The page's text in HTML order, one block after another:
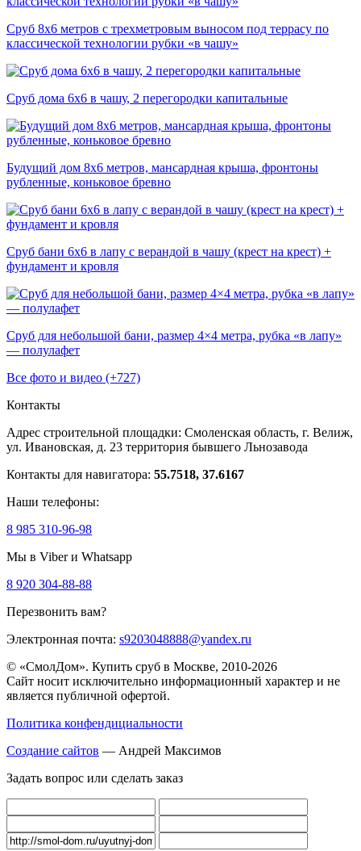
Сруб 8х6 метров с трехметровым выносом под террасу по
классической технологии рубки «в чашу»
Сруб дома 6х6 в чашу, 2 перегородки капитальные
Будущий дом 8х6 метров, мансардная крыша, фронтоны
рубленные, коньковое бревно
Сруб бани 6х6 в лапу с верандой в чашу (крест на крест) +
фундамент и кровля
Сруб для небольшой бани, размер 4×4 метра, рубка «в лапу»
— полулафет
Все фото и видео (+727)
Контакты
Адрес строительной площадки: Смоленская область, г. Велиж,
ул. Ивановская, д. 23 территория бывшего Льнозавода
Контакты для навигатора: 55.7518, 37.6167
Наши телефоны:
8 985 310-96-98
Мы в Viber и Whatsapp
8 920 304-88-88
Перезвонить вам?
Электронная почта: s9203048888@yandex.ru
© «СмолДом». Купить сруб в Москве, 2010-2026
Сайт носит исключительно информационный характер и не
является публичной офертой.
Политика конфендициальности
Создание сайтов — Андрей Максимов
Задать вопрос или сделать заказ